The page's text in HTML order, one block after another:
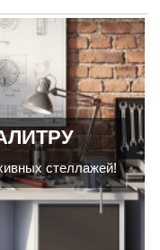
стеллажей!